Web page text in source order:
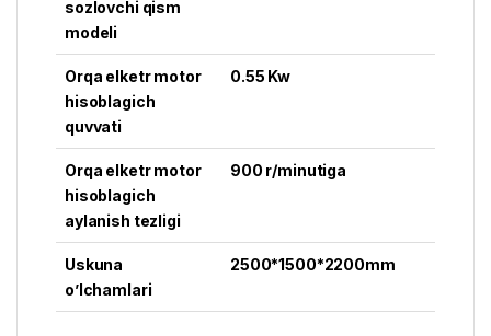
sozlovchi qism
modeli
Orqa elketr motor
hisoblagich
quvvati
0.55 Kw
Orqa elketr motor
hisoblagich
aylanish tezligi
900 r/minutiga
Uskuna
o’lchamlari
2500*1500*2200mm